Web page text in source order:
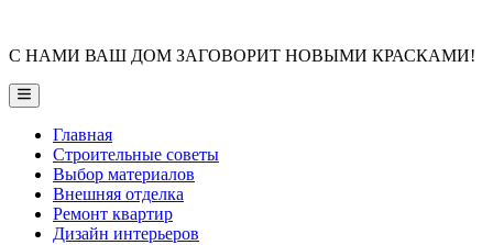
content
С НАМИ ВАШ ДОМ ЗАГОВОРИТ НОВЫМИ КРАСКАМИ!
Main
Menu
Главная
Строительные советы
Выбор материалов
Внешняя отделка
Ремонт квартир
Дизайн интерьеров